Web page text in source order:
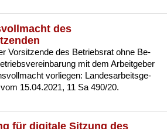
des
Vor­sit­zen­de des Be­triebs­rat oh­ne Be­
mit dem Ar­beit­ge­ber
vor­lie­gen: Lan­des­ar­beits­ge­
15.04.2021, 11 Sa 490/20.
für digitale Sitzung des